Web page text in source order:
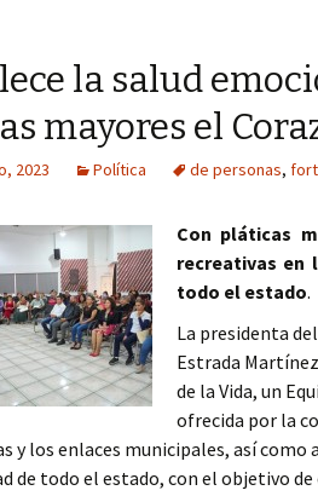
la salud
mayores el
2023 Política de personas,
Con pláticas
recreativas en
todo el estado.
La presidenta
Estrada
de la Vida, un
ofrecida por la
y los enlaces municipales, así como
de todo el estado, con el objetivo